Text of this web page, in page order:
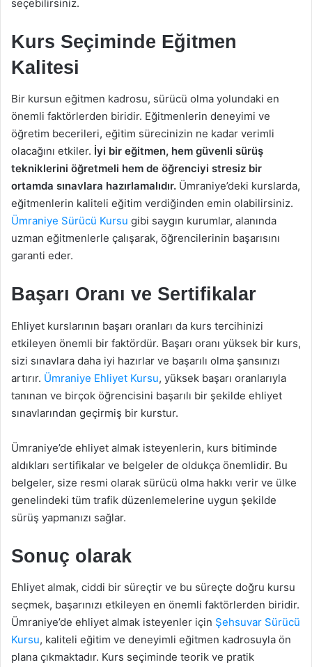
seçebilirsiniz.
Kurs Seçiminde Eğitmen
Kalitesi
Bir kursun eğitmen kadrosu, sürücü olma yolundaki en
önemli faktörlerden biridir. Eğitmenlerin deneyimi ve
öğretim becerileri, eğitim sürecinizin ne kadar verimli
olacağını etkiler. İyi bir eğitmen, hem güvenli sürüş
tekniklerini öğretmeli hem de öğrenciyi stresiz bir
ortamda sınavlara hazırlamalıdır. Ümraniye’deki kurslarda,
eğitmenlerin kaliteli eğitim verdiğinden emin olabilirsiniz.
Ümraniye Sürücü Kursu gibi saygın kurumlar, alanında
uzman eğitmenlerle çalışarak, öğrencilerinin başarısını
garanti eder.
Başarı Oranı ve Sertifikalar
Ehliyet kurslarının başarı oranları da kurs tercihinizi
etkileyen önemli bir faktördür. Başarı oranı yüksek bir kurs,
sizi sınavlara daha iyi hazırlar ve başarılı olma şansınızı
artırır. Ümraniye Ehliyet Kursu, yüksek başarı oranlarıyla
tanınan ve birçok öğrencisini başarılı bir şekilde ehliyet
sınavlarından geçirmiş bir kurstur.
Ümraniye’de ehliyet almak isteyenlerin, kurs bitiminde
aldıkları sertifikalar ve belgeler de oldukça önemlidir. Bu
belgeler, size resmi olarak sürücü olma hakkı verir ve ülke
genelindeki tüm trafik düzenlemelerine uygun şekilde
sürüş yapmanızı sağlar.
Sonuç olarak
Ehliyet almak, ciddi bir süreçtir ve bu süreçte doğru kursu
seçmek, başarınızı etkileyen en önemli faktörlerden biridir.
Ümraniye’de ehliyet almak isteyenler için Şehsuvar Sürücü
Kursu, kaliteli eğitim ve deneyimli eğitmen kadrosuyla ön
plana çıkmaktadır. Kurs seçiminde teorik ve pratik